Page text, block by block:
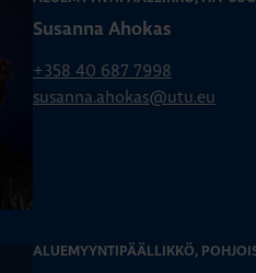
Susanna Ahokas
+358 40 687 7998
susanna.ahokas@utu.eu
ALUEMYYNTIPÄÄLLIKKÖ,